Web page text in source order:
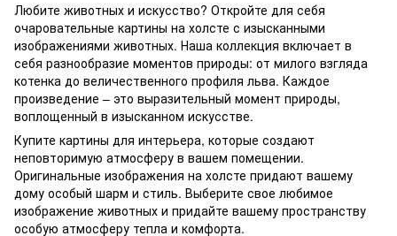
Любите животных и искусство? Откройте для себя
очаровательные картины на холсте с изысканными
изображениями животных. Наша коллекция включает в
себя разнообразие моментов природы: от милого взгляда
котенка до величественного профиля льва. Каждое
произведение – это выразительный момент природы,
воплощенный в изысканном искусстве.
Купите картины для интерьера, которые создают
неповторимую атмосферу в вашем помещении.
Оригинальные изображения на холсте придают вашему
дому особый шарм и стиль. Выберите свое любимое
изображение животных и придайте вашему пространству
особую атмосферу тепла и комфорта.